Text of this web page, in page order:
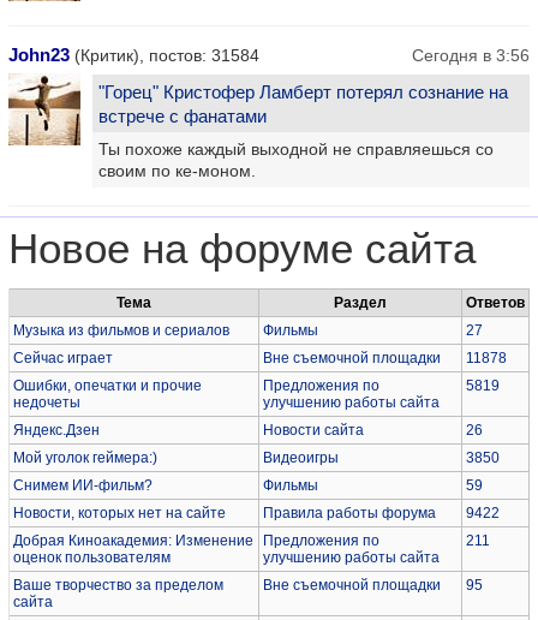
John23 (Критик), постов: 31584 Сегодня в 3:56
"Горец" Кристофер Ламберт потерял сознание на
встрече с фанатами
Ты похоже каждый выходной не справляешься со
своим по ке-моном.
Новое на форуме сайта
Тема Раздел
Ответов
Музыка из фильмов и сериалов
Фильмы
27
Сейчас играет
Вне съемочной площадки
11878
Ошибки, опечатки и прочие
недочеты
Предложения по
улучшению работы сайта
5819
Яндекс.Дзен Новости сайта
26
Мой уголок геймера:)
Видеоигры
3850
Снимем ИИ-фильм?
Фильмы
59
Новости, которых нет на сайте
Правила работы форума
9422
Добрая Киноакадемия: Изменение
оценок пользователям
Предложения по
улучшению работы сайта
211
Ваше творчество за пределом
сайта
Вне съемочной площадки 95